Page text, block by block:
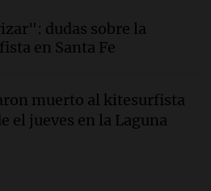
Vargas habla del
de su hijo en el
futuro
derribó el mito del
¿ qué alimentos
cada día ?
dudas sobre la
en Santa Fe
muerto al kitesurfista
el jueves en la Laguna